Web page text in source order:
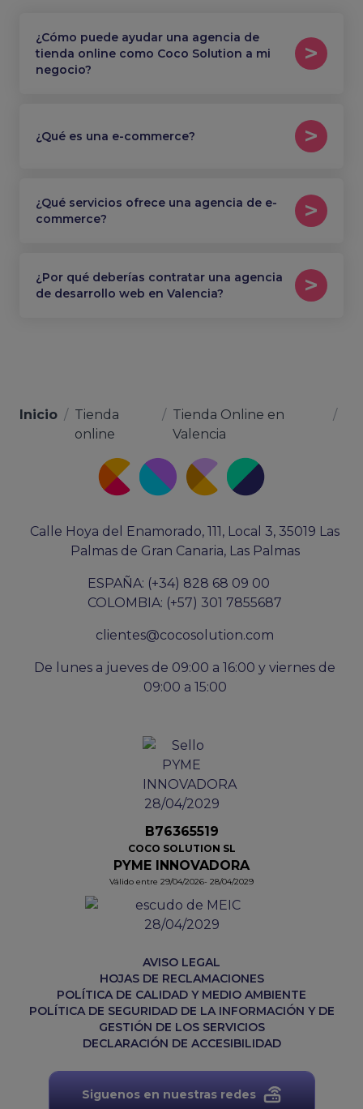
¿Cómo puede ayudar una agencia de
tienda online como Coco Solution a mi
negocio?
¿Qué es una e-commerce?
¿Qué servicios ofrece una agencia de e-
commerce?
¿Por qué deberías contratar una agencia
de desarrollo web en Valencia?
Inicio / Tienda
online
/ Tienda Online en
Valencia
/
Calle Hoya del Enamorado, 111, Local 3, 35019 Las
Palmas de Gran Canaria, Las Palmas
ESPAÑA: (+34) 828 68 09 00
COLOMBIA: (+57) 301 7855687
clientes@cocosolution.com
De lunes a jueves de 09:00 a 16:00 y viernes de
09:00 a 15:00
B76365519
COCO SOLUTION SL
PYME INNOVADORA
Válido entre 29/04/2026- 28/04/2029
AVISO LEGAL
HOJAS DE RECLAMACIONES
POLÍTICA DE CALIDAD Y MEDIO AMBIENTE
POLÍTICA DE SEGURIDAD DE LA INFORMACIÓN Y DE
GESTIÓN DE LOS SERVICIOS
DECLARACIÓN DE ACCESIBILIDAD
Siguenos en nuestras redes